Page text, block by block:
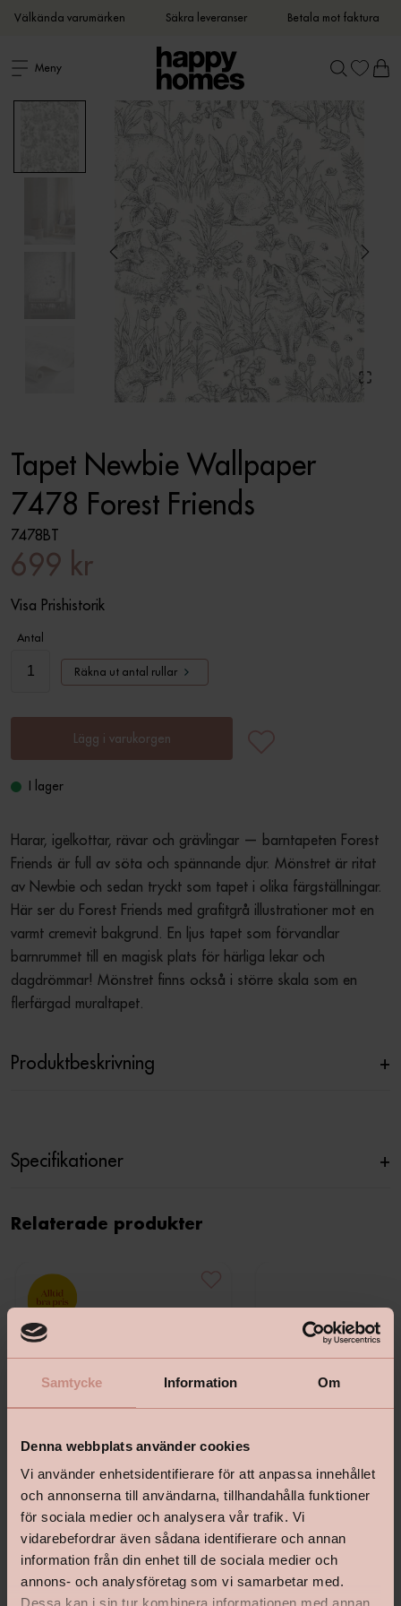
Samtycke Information Om
Denna webbplats använder cookies
Vi använder enhetsidentifierare för att anpassa innehållet
och annonserna till användarna, tillhandahålla funktioner
för sociala medier och analysera vår trafik. Vi
vidarebefordrar även sådana identifierare och annan
information från din enhet till de sociala medier och
annons- och analysföretag som vi samarbetar med.
Dessa kan i sin tur kombinera informationen med annan
Välkända varumärken Säkra leveranser Betala mot faktura
Meny
Tapet Newbie Wallpaper
7478 Forest Friends
7478BT
699 kr
Visa Prishistorik
Antal
Räkna ut antal rullar
Lägg i varukorgen
I lager
Harar, igelkottar, rävar och grävlingar — barntapeten Forest
Friends är full av söta och spännande djur. Mönstret är ritat
av Newbie och sedan tryckt som tapet i olika färgställningar.
Här ser du Forest Friends med grafitgrå illustrationer mot en
varmt cremevit bakgrund. En ljus tapet som förvandlar
barnrummet till en magisk plats för härliga lekar och
dagdrömmar! Mönstret finns också i större skala som en
flerfärgad muraltapet.
Produktbeskrivning +
Specifikationer +
Relaterade produkter
Bostik Hernia Non Wovenlim Tapetlinjal Masonite